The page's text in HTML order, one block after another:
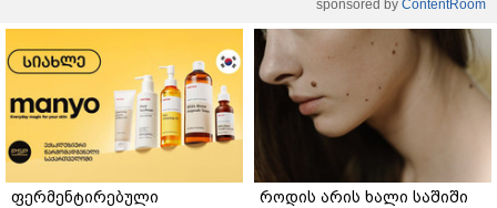
sponsored by ContentRoom
ფერმენტირებული
როდის არის ხალი საშიში